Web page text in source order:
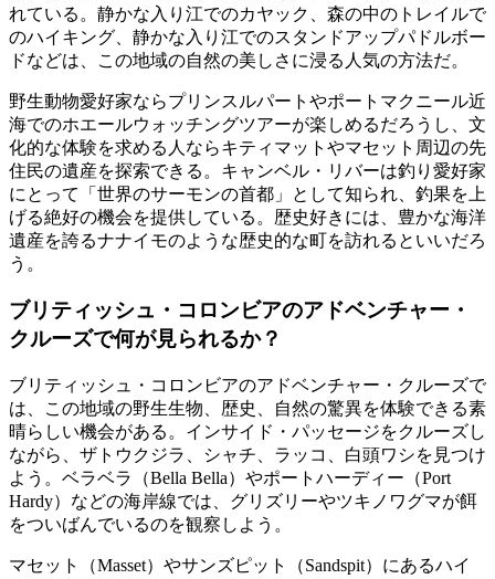
れている。静かな入り江でのカヤック、森の中のトレイルで
のハイキング、静かな入り江でのスタンドアップパドルボー
ドなどは、この地域の自然の美しさに浸る人気の方法だ。
野生動物愛好家ならプリンスルパートやポートマクニール近
海でのホエールウォッチングツアーが楽しめるだろうし、文
化的な体験を求める人ならキティマットやマセット周辺の先
住民の遺産を探索できる。キャンベル・リバーは釣り愛好家
にとって「世界のサーモンの首都」として知られ、釣果を上
げる絶好の機会を提供している。歴史好きには、豊かな海洋
遺産を誇るナナイモのような歴史的な町を訪れるといいだろ
う。
ブリティッシュ・コロンビアのアドベンチャー・
クルーズで何が見られるか？
ブリティッシュ・コロンビアのアドベンチャー・クルーズで
は、この地域の野生生物、歴史、自然の驚異を体験できる素
晴らしい機会がある。インサイド・パッセージをクルーズし
ながら、ザトウクジラ、シャチ、ラッコ、白頭ワシを見つけ
よう。ベラベラ（Bella Bella）やポートハーディー（Port
Hardy）などの海岸線では、グリズリーやツキノワグマが餌
をついばんでいるのを観察しよう。
マセット（Masset）やサンズピット（Sandspit）にあるハイ